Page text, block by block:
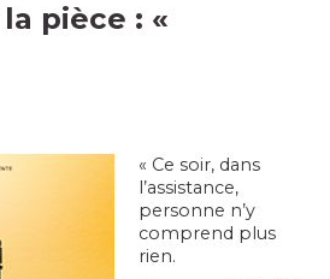
pièce : «
« Ce soir, dans
l’assistance,
personne n’y
comprend plus
rien.